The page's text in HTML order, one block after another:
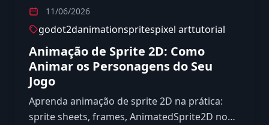
11/06/2026
godot2danimationspritespixel arttutorial
Animação de Sprite 2D: Como
Animar os Personagens do Seu
Jogo
Aprenda animação de sprite 2D na prática:
sprite sheets, frames, AnimatedSprite2D no